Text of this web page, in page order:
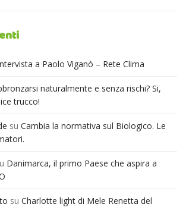
a Paolo Viganò – Rete Clima
naturalmente e senza rischi? Si,
trucco!
su Cambia la normativa sul Biologico. Le
Danimarca, il primo Paese che aspira a
su Charlotte light di Mele Renetta del